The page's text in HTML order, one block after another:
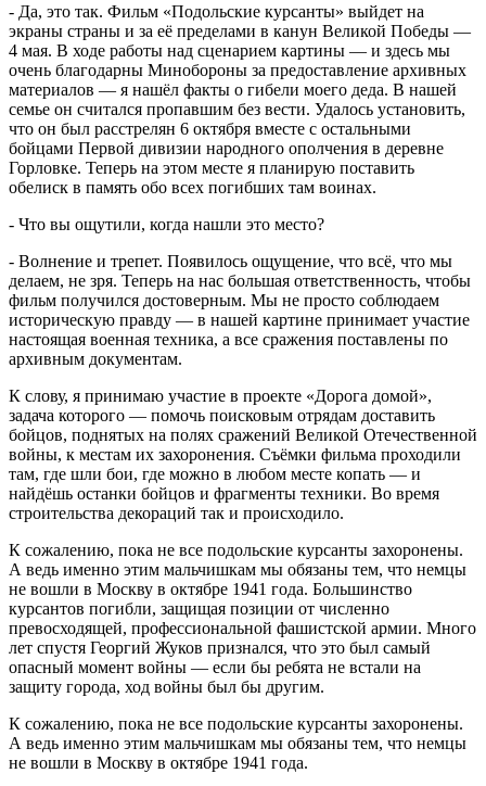
- Да, это так. Фильм «Подольские курсанты» выйдет на
экраны страны и за её пределами в канун Великой Победы —
4 мая. В ходе работы над сценарием картины — и здесь мы
очень благодарны Минобороны за предоставление архивных
материалов — я нашёл факты о гибели моего деда. В нашей
семье он считался пропавшим без вести. Удалось установить,
что он был расстрелян 6 октября вместе с остальными
бойцами Первой дивизии народного ополчения в деревне
Горловке. Теперь на этом месте я планирую поставить
обелиск в память обо всех погибших там воинах.
- Что вы ощутили, когда нашли это место?
- Волнение и трепет. Появилось ощущение, что всё, что мы
делаем, не зря. Теперь на нас большая ответственность, чтобы
фильм получился достоверным. Мы не просто соблюдаем
историческую правду — в нашей картине принимает участие
настоящая военная техника, а все сражения поставлены по
архивным документам.
К слову, я принимаю участие в проекте «Дорога домой»,
задача которого — помочь поисковым отрядам доставить
бойцов, поднятых на полях сражений Великой Отечественной
войны, к местам их захоронения. Съёмки фильма проходили
там, где шли бои, где можно в любом месте копать — и
найдёшь останки бойцов и фрагменты техники. Во время
строительства декораций так и происходило.
К сожалению, пока не все подольские курсанты захоронены.
А ведь именно этим мальчишкам мы обязаны тем, что немцы
не вошли в Москву в октябре 1941 года. Большинство
курсантов погибли, защищая позиции от численно
превосходящей, профессиональной фашистской армии. Много
лет спустя Георгий Жуков признался, что это был самый
опасный момент войны — если бы ребята не встали на
защиту города, ход войны был бы другим.
К сожалению, пока не все подольские курсанты захоронены.
А ведь именно этим мальчишкам мы обязаны тем, что немцы
не вошли в Москву в октябре 1941 года.